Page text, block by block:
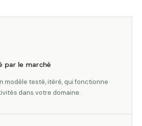
par le marché
modèle testé, itéré, qui fonctionne
dans votre domaine.